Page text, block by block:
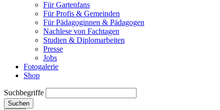
Für Gartenfans
Für Profis & Gemeinden
Für Pädagoginnen & Pädagogen
Nachlese von Fachtagen
Studien & Diplomarbeiten
Presse
Jobs
Fotogalerie
Shop
Suchbegriffe
Suchen